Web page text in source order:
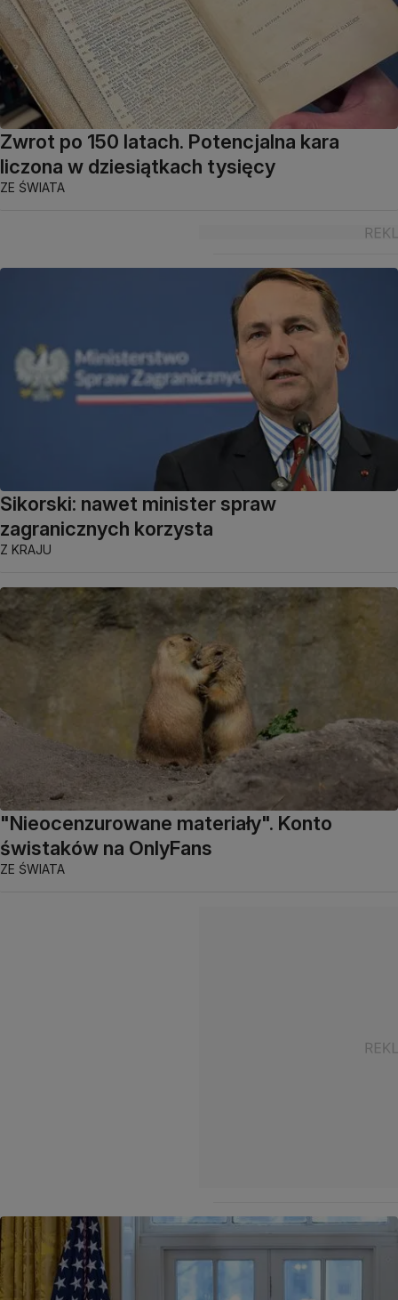
Zwrot po 150 latach. Potencjalna kara
liczona w dziesiątkach tysięcy
ZE ŚWIATA
Sikorski: nawet minister spraw
zagranicznych korzysta
Z KRAJU
"Nieocenzurowane materiały". Konto
świstaków na OnlyFans
ZE ŚWIATA